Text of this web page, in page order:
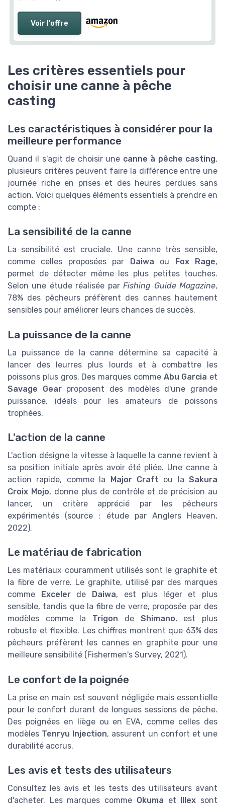
Voir l'offre
Les critères essentiels pour
choisir une canne à pêche
casting
Les caractéristiques à considérer pour la
meilleure performance
Quand il s'agit de choisir une canne à pêche casting,
plusieurs critères peuvent faire la différence entre une
journée riche en prises et des heures perdues sans
action. Voici quelques éléments essentiels à prendre en
compte :
La sensibilité de la canne
La sensibilité est cruciale. Une canne très sensible,
comme celles proposées par
Daiwa ou Fox Rage,
permet de détecter même les plus petites touches.
Selon une étude réalisée parFishing Guide Magazine,
78% des pêcheurs préfèrent des cannes hautement
sensibles pour améliorer leurs chances de succès.
La puissance de la canne
La puissance de la canne détermine sa capacité à
lancer des leurres plus lourds et à combattre les
poissons plus gros. Des marques comme Abu Garcia et
Savage Gearproposent des modèles d'une grande
puissance, idéals pour les amateurs de poissons
trophées.
L'action de la canne
L'action désigne la vitesse à laquelle la canne revient à
sa position initiale après avoir été pliée. Une canne à
action rapide, comme la Major Craft ou la Sakura
Croix Mojo, donne plus de contrôle et de précision au
lancer, un critère apprécié par les pêcheurs
expérimentés (source : étude par Anglers Heaven,
2022).
Le matériau de fabrication
Les matériaux couramment utilisés sont le graphite et
la fibre de verre. Le graphite, utilisé par des marques
comme
Excelerde Daiwa, est plus léger et plus
sensible, tandis que la fibre de verre, proposée par des
modèles comme la Trigon de Shimano, est plus
robuste et flexible. Les chiffres montrent que 63% des
pêcheurs préfèrent les cannes en graphite pour une
meilleure sensibilité (Fishermen's Survey, 2021).
Le confort de la poignée
La prise en main est souvent négligée mais essentielle
pour le confort durant de longues sessions de pêche.
Des poignées en liège ou en EVA, comme celles des
modèles Tenryu Injection, assurent un confort et une
durabilité accrus.
Les avis et tests des utilisateurs
Consultez les avis et les tests des utilisateurs avant
d'acheter. Les marques comme Okuma et Illex sont